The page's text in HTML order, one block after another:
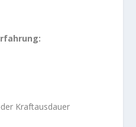
Kraftausdauer